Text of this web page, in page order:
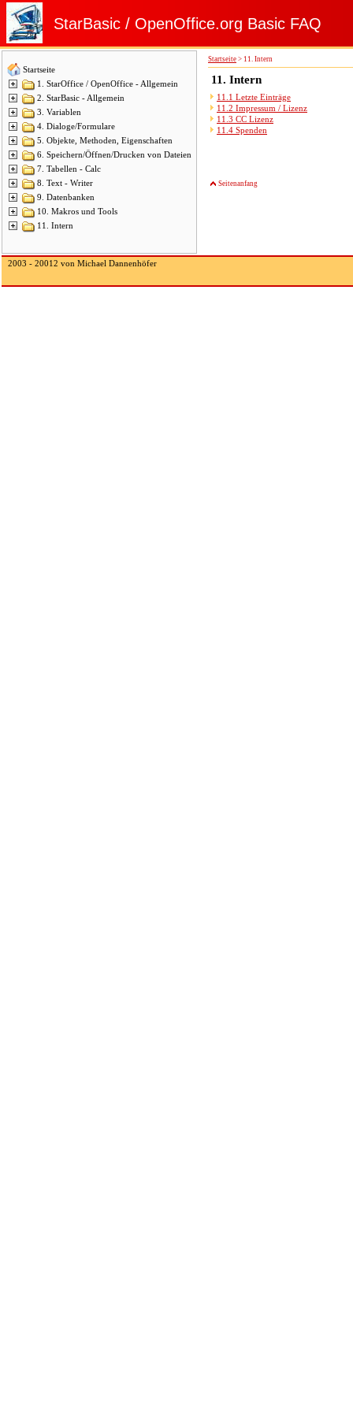
StarBasic / OpenOffice.org Basic FAQ
Startseite
1. StarOffice / OpenOffice - Allgemein
2. StarBasic - Allgemein
3. Variablen
4. Dialoge/Formulare
5. Objekte, Methoden, Eigenschaften
6. Speichern/Öffnen/Drucken von Dateien
7. Tabellen - Calc
8. Text - Writer
9. Datenbanken
10. Makros und Tools
11. Intern
Startseite > 11. Intern
11. Intern
11.1 Letzte Einträge
11.2 Impressum / Lizenz
11.3 CC Lizenz
11.4 Spenden
Seitenanfang
2003 - 20012 von Michael Dannenhöfer